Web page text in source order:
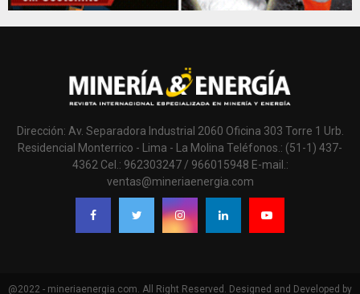
Dirección: Av. Separadora Industrial 2060 Oficina 303 Torre 1 Urb.
Residencial Monterrico - Lima - La Molina Teléfonos.: (51-1) 437-
4362 Cel.: 962303247 / 966015948 E-mail.:
ventas@mineriaenergia.com
@2022 - mineriaenergia.com. All Right Reserved. Designed and Developed by